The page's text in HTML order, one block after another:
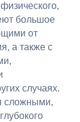
большое
от
а также с
случаях.
сложными,